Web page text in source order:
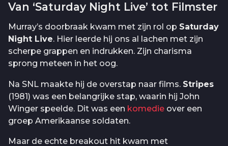
Van ‘Saturday Night Live’ tot Filmster
Murray’s doorbraak kwam met zijn rol op Saturday
Night Live. Hier leerde hij ons al lachen met zijn
scherpe grappen en indrukken. Zijn charisma
sprong meteen in het oog.
Na SNL maakte hij de overstap naar films. Stripes
(1981) was een belangrijke stap, waarin hij John
Winger speelde. Dit was een komedie over een
groep Amerikaanse soldaten.
Maar de echte breakout hit kwam met